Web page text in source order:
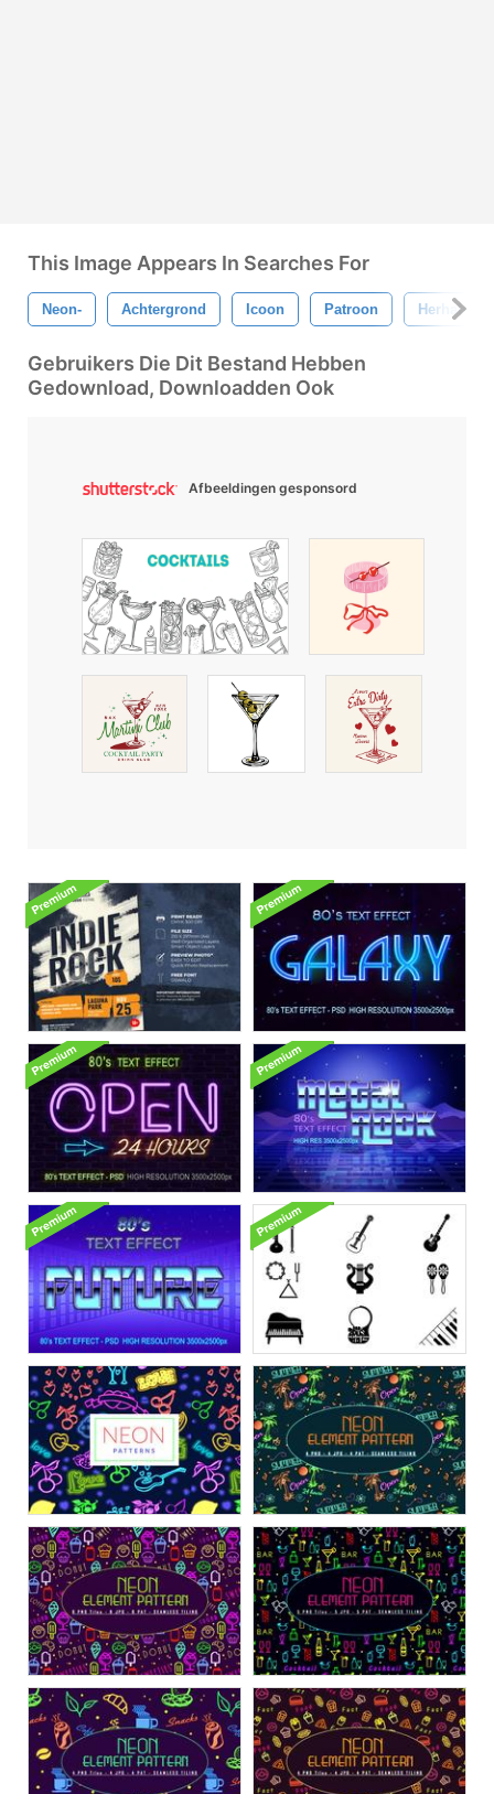
This Image Appears In Searches For
Neon- Achtergrond Icoon Patroon Herhaling
Gebruikers Die Dit Bestand Hebben
Gedownload, Downloadden Ook
Afbeeldingen gesponsord